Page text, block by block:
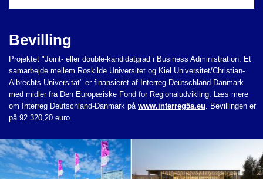
Bevilling
Projektet "Joint- eller double-kandidatgrad i Business Administration: Et
samarbejde mellem Roskilde Universitet og Kiel Universitet/Christian-
Albrechts-Universität" er finansieret af Interreg Deutschland-Danmark
med midler fra Den Europæiske Fond for Regionaludvikling. Læs mere
om Interreg Deutschland-Danmark på www.interreg5a.eu. Bevillingen er
på 92.320,20 euro.